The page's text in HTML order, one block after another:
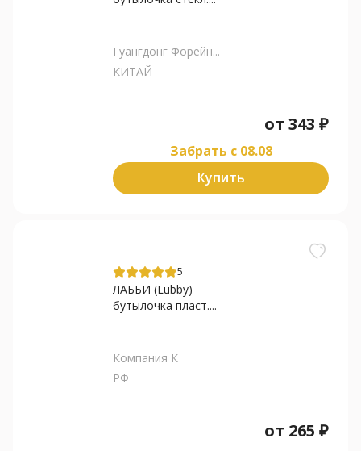
Гуангдонг Форейн...
КИТАЙ
от 343 ₽
Забрать c 08.08
Купить
5
ЛАББИ (Lubby)
бутылочка пласт....
Компания К
РФ
от 265 ₽